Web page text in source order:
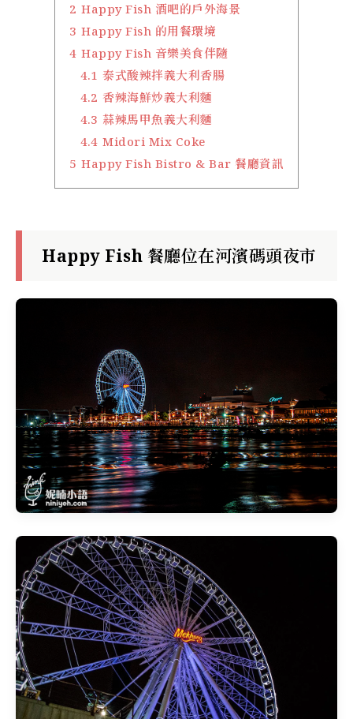
2 Happy Fish 酒吧的戶外海景
3 Happy Fish 的用餐環境
4 Happy Fish 音樂美食伴隨
4.1 泰式酸辣拌義大利香腸
4.2 香辣海鮮炒義大利麵
4.3 蒜辣馬甲魚義大利麵
4.4 Midori Mix Coke
5 Happy Fish Bistro & Bar 餐廳資訊
Happy Fish 餐廳位在河濱碼頭夜市